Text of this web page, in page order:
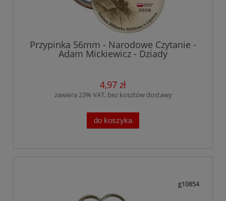
Przypinka 56mm - Narodowe Czytanie -
Adam Mickiewicz - Dziady
4,97 zł
zawiera 23% VAT, bez kosztów dostawy
do koszyka
g10854